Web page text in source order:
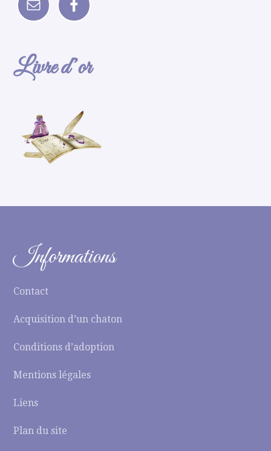
Livre d’or
Informations
Contact
Acquisition d’un chaton
Conditions d’adoption
Mentions légales
Liens
Plan du site